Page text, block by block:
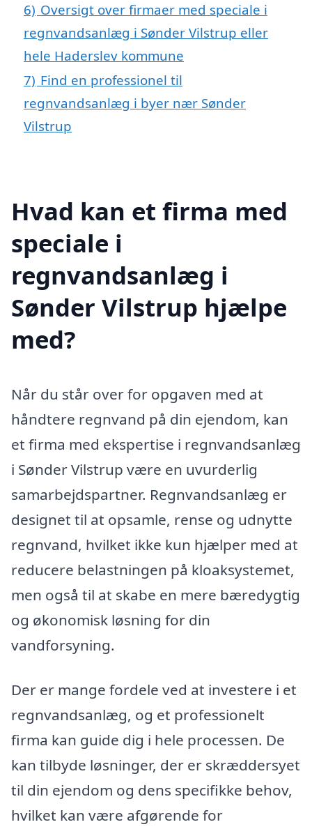
6) Oversigt over firmaer med speciale i
regnvandsanlæg i Sønder Vilstrup eller
hele Haderslev kommune
7) Find en professionel til
regnvandsanlæg i byer nær Sønder
Vilstrup
Hvad kan et firma med
speciale i
regnvandsanlæg i
Sønder Vilstrup hjælpe
med?
Når du står over for opgaven med at
håndtere regnvand på din ejendom, kan
et firma med ekspertise i regnvandsanlæg
i Sønder Vilstrup være en uvurderlig
samarbejdspartner. Regnvandsanlæg er
designet til at opsamle, rense og udnytte
regnvand, hvilket ikke kun hjælper med at
reducere belastningen på kloaksystemet,
men også til at skabe en mere bæredygtig
og økonomisk løsning for din
vandforsyning.
Der er mange fordele ved at investere i et
regnvandsanlæg, og et professionelt
firma kan guide dig i hele processen. De
kan tilbyde løsninger, der er skræddersyet
til din ejendom og dens specifikke behov,
hvilket kan være afgørende for